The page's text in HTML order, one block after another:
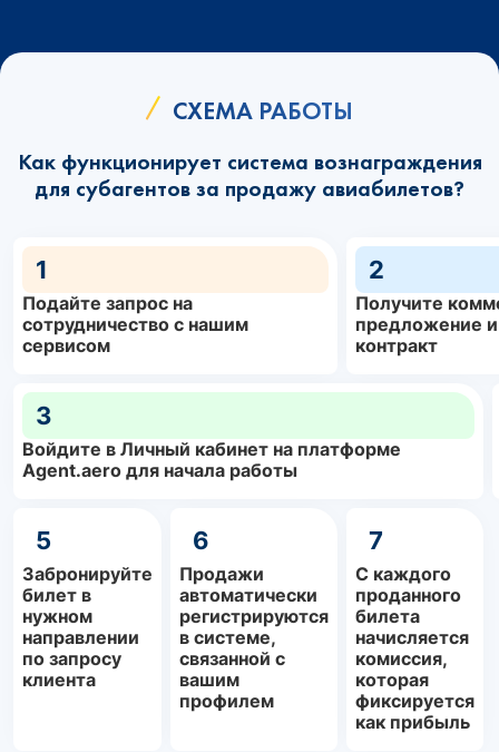
СХЕМА РАБОТЫ
Как функционирует система вознаграждения
для субагентов за продажу авиабилетов?
1
Подайте запрос на
сотрудничество с нашим
сервисом
2
Получите
предложение
контракт
3
Войдите в Личный кабинет на платформе
Agent.aero для начала работы
5
Забронируйте
билет в
нужном
направлении
по запросу
клиента
6
Продажи
автоматически
регистрируются
в системе,
связанной с
вашим
профилем
7
С каждого
проданного
билета
начисляется
комиссия,
которая
фиксируется
как прибыль